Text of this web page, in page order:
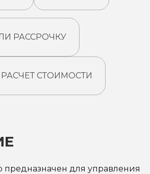
РАССРОЧКУ
СТОИМОСТИ
для управления